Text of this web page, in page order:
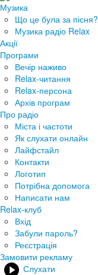
Музика
Що це була за пісня?
Музика радіо Relax
Акції
Програми
Вечір наживо
Relax-читання
Relax-персона
Архів програм
Про радіо
Міста і частоти
Як слухати онлайн
Лайфстайл
Контакти
Логотип
Потрібна допомога
Написати нам
Relax-клуб
Вхід
Забули пароль?
Реєстрація
Замовити рекламу
Слухати